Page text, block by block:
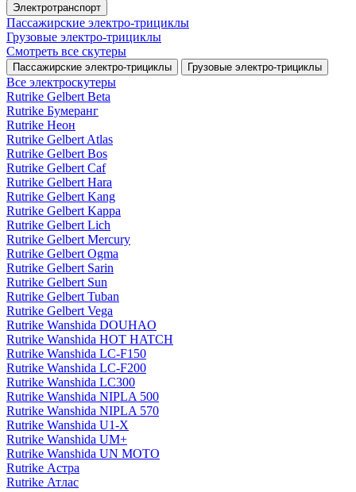
Электротранспорт
Пассажирские электро‑трициклы
Грузовые электро‑трициклы
Смотреть все скутеры
Пассажирские электро‑трициклы Грузовые электро‑трициклы
Все электро­скутеры
Rutrike Gelbert Beta
Rutrike Бумеранг
Rutrike Неон
Rutrike Gelbert Atlas
Rutrike Gelbert Bos
Rutrike Gelbert Caf
Rutrike Gelbert Hara
Rutrike Gelbert Kang
Rutrike Gelbert Kappa
Rutrike Gelbert Lich
Rutrike Gelbert Mercury
Rutrike Gelbert Ogma
Rutrike Gelbert Sarin
Rutrike Gelbert Sun
Rutrike Gelbert Tuban
Rutrike Gelbert Vega
Rutrike Wanshida DOUHAO
Rutrike Wanshida HOT HATCH
Rutrike Wanshida LC-F150
Rutrike Wanshida LC-F200
Rutrike Wanshida LC300
Rutrike Wanshida NIPLA 500
Rutrike Wanshida NIPLA 570
Rutrike Wanshida U1-X
Rutrike Wanshida UM+
Rutrike Wanshida UN MOTO
Rutrike Астра
Rutrike Атлас